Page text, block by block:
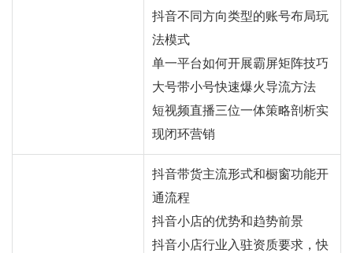
抖音不同方向类型的账号布局玩
法模式
单一平台如何开展霸屏矩阵技巧
大号带小号快速爆火导流方法
短视频直播三位一体策略剖析实
现闭环营销
抖音带货主流形式和橱窗功能开
通流程
抖音小店的优势和趋势前景
抖音小店行业入驻资质要求，快